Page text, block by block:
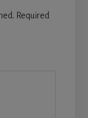
Required